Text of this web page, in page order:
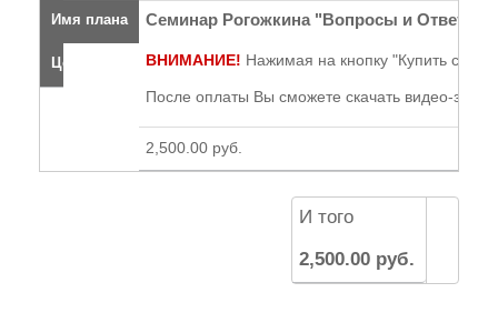
Имя плана
Цена
Семинар Рогожкина "Вопросы и Ответы"
ВНИМАНИЕ! Нажимая на кнопку "Купить
После оплаты Вы сможете скачать видео-
2,500.00 руб.
И того
2,500.00 руб.